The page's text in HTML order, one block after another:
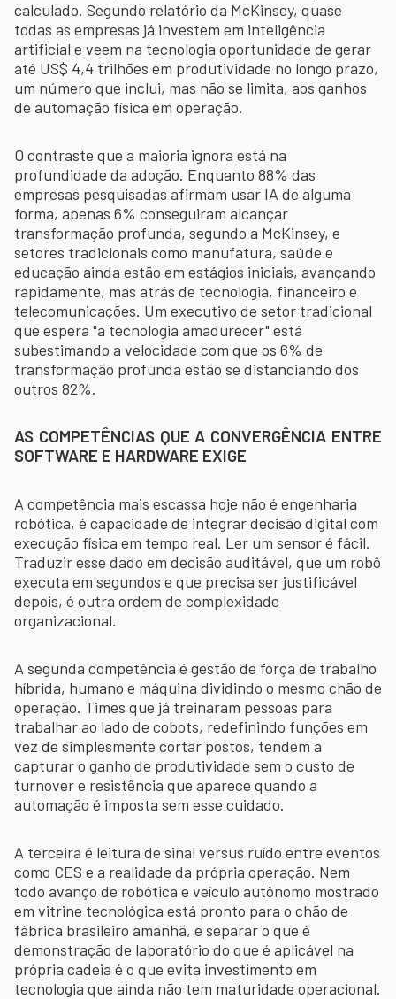
calculado. Segundo relatório da McKinsey, quase
todas as empresas já investem em inteligência
artificial e veem na tecnologia oportunidade de gerar
até US$ 4,4 trilhões em produtividade no longo prazo,
um número que inclui, mas não se limita, aos ganhos
de automação física em operação.
O contraste que a maioria ignora está na
profundidade da adoção. Enquanto 88% das
empresas pesquisadas afirmam usar IA de alguma
forma, apenas 6% conseguiram alcançar
transformação profunda, segundo a McKinsey, e
setores tradicionais como manufatura, saúde e
educação ainda estão em estágios iniciais, avançando
rapidamente, mas atrás de tecnologia, financeiro e
telecomunicações. Um executivo de setor tradicional
que espera "a tecnologia amadurecer" está
subestimando a velocidade com que os 6% de
transformação profunda estão se distanciando dos
outros 82%.
AS COMPETÊNCIAS QUE A CONVERGÊNCIA ENTRE
SOFTWARE E HARDWARE EXIGE
A competência mais escassa hoje não é engenharia
robótica, é capacidade de integrar decisão digital com
execução física em tempo real. Ler um sensor é fácil.
Traduzir esse dado em decisão auditável, que um robô
executa em segundos e que precisa ser justificável
depois, é outra ordem de complexidade
organizacional.
A segunda competência é gestão de força de trabalho
híbrida, humano e máquina dividindo o mesmo chão de
operação. Times que já treinaram pessoas para
trabalhar ao lado de cobots, redefinindo funções em
vez de simplesmente cortar postos, tendem a
capturar o ganho de produtividade sem o custo de
turnover e resistência que aparece quando a
automação é imposta sem esse cuidado.
A terceira é leitura de sinal versus ruído entre eventos
como CES e a realidade da própria operação. Nem
todo avanço de robótica e veículo autônomo mostrado
em vitrine tecnológica está pronto para o chão de
fábrica brasileiro amanhã, e separar o que é
demonstração de laboratório do que é aplicável na
própria cadeia é o que evita investimento em
tecnologia que ainda não tem maturidade operacional.